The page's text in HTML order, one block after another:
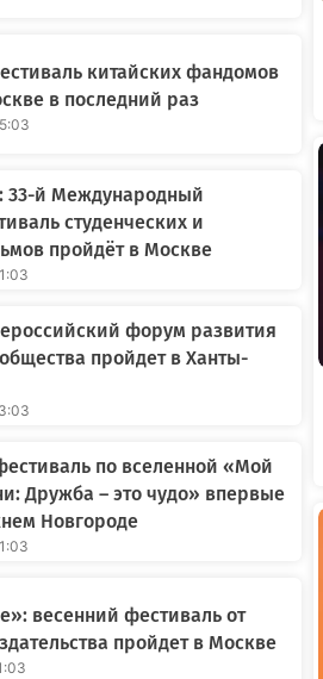
китайских фандомов
в последний раз
33-й Международный
студенческих и
пройдёт в Москве
форум развития
пройдет в Ханты-
по вселенной «Мой
Дружба – это чудо» впервые
Новгороде
весенний фестиваль от
пройдет в Москве